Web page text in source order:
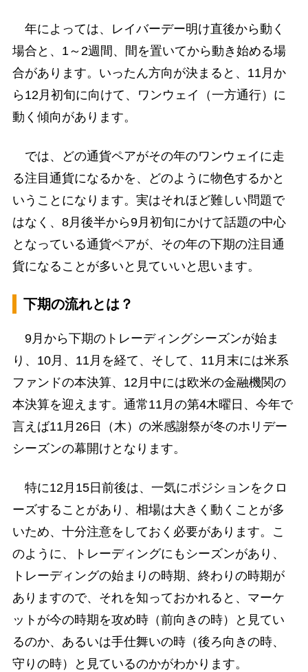
年によっては、レイバーデー明け直後から動く
場合と、1～2週間、間を置いてから動き始める場
合があります。いったん方向が決まると、11月か
ら12月初旬に向けて、ワンウェイ（一方通行）に
動く傾向があります。
では、どの通貨ペアがその年のワンウェイに走
る注目通貨になるかを、どのように物色するかと
いうことになります。実はそれほど難しい問題で
はなく、8月後半から9月初旬にかけて話題の中心
となっている通貨ペアが、その年の下期の注目通
貨になることが多いと見ていいと思います。
下期の流れとは？
9月から下期のトレーディングシーズンが始ま
り、10月、11月を経て、そして、11月末には米系
ファンドの本決算、12月中には欧米の金融機関の
本決算を迎えます。通常11月の第4木曜日、今年で
言えば11月26日（木）の米感謝祭が冬のホリデー
シーズンの幕開けとなります。
特に12月15日前後は、一気にポジションをクロ
ーズすることがあり、相場は大きく動くことが多
いため、十分注意をしておく必要があります。こ
のように、トレーディングにもシーズンがあり、
トレーディングの始まりの時期、終わりの時期が
ありますので、それを知っておかれると、マーケ
ットが今の時期を攻め時（前向きの時）と見てい
るのか、あるいは手仕舞いの時（後ろ向きの時、
守りの時）と見ているのかがわかります。